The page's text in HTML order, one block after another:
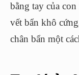
bằng tay của
vết bẩn khô
chân bẩn một